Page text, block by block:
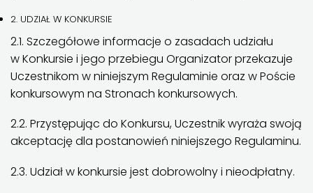
2. UDZIAŁ W KONKURSIE
2.1. Szczegółowe informacje o zasadach udziału
w Konkursie i jego przebiegu Organizator przekazuje
Uczestnikom w niniejszym Regulaminie oraz w Poście
konkursowym na Stronach konkursowych.
2.2. Przystępując do Konkursu, Uczestnik wyraża swoją
akceptację dla postanowień niniejszego Regulaminu.
2.3. Udział w konkursie jest dobrowolny i nieodpłatny.